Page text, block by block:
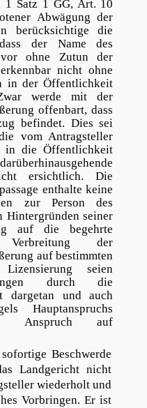
1 Satz 1 GG, Art. 10
Abwägung der
berücksichtige die
der Name des
ohne Zutun der
nicht ohne
in der Öffentlichkeit
werde mit der
offenbart, dass
befindet. Dies sei
vom Antragsteller
in die Öffentlichkeit
ersichtlich. Die
enthalte keine
zur Person des
Hintergründen seiner
auf die begehrte
der
auf bestimmten
seien
durch die
dargetan und auch
Hauptanspruchs
Anspruch auf
Beschwerde
Landgericht nicht
wiederholt und
Vorbringen. Er ist